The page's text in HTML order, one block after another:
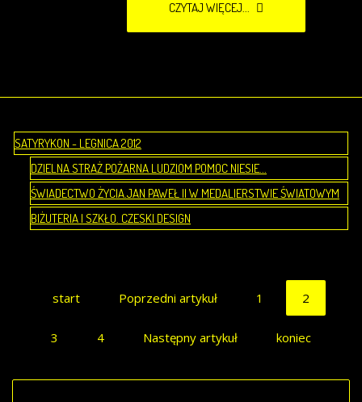
CZYTAJ WIĘCEJ...
SATYRYKON - LEGNICA 2012
DZIELNA STRAŻ POŻARNA LUDZIOM POMOC NIESIE...
ŚWIADECTWO ŻYCIA.JAN PAWEŁ II W MEDALIERSTWIE ŚWIATOWYM
BIŻUTERIA I SZKŁO. CZESKI DESIGN
start Poprzedni artykuł 1 2
3 4 Następny artykuł koniec